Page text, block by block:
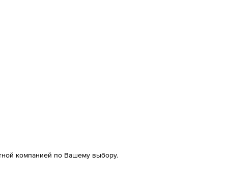
компанией по Вашему выбору.